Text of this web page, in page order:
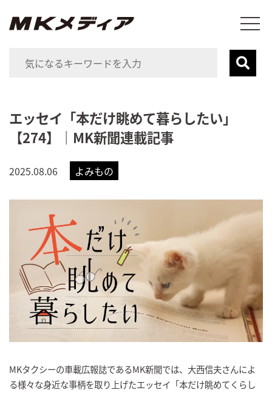
エッセイ「本だけ眺めて暮らしたい」
【274】｜MK新聞連載記事
2025.08.06 よみもの
MKタクシーの車載広報誌であるMK新聞では、大西信夫さんによ
る様々な身近な事柄を取り上げたエッセイ「本だけ眺めてくらし